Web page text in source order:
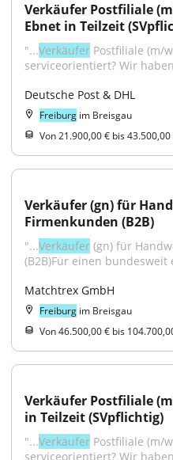
Verkäufer Postfiliale
Ebnet in Teilzeit
"...Verkäufer Postfiliale (m/
serviceorientiert? Wir
Deutsche Post & DHL
Freiburg im Breisgau
Von 21.900,00 € bis 43.500,00
Verkäufer (gn) für
Firmenkunden (B2B)
"...Verkäufer (gn) für
(B2B)Für einen
Matchtrex GmbH
Freiburg im Breisgau
Von 46.500,00 € bis
Verkäufer Postfiliale
in Teilzeit (SVpflichtig)
"...Verkäufer Postfiliale (m/
serviceorientiert? Wir